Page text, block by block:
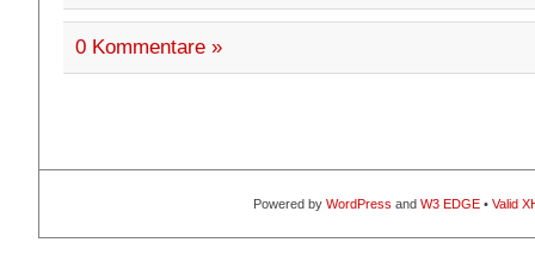
0 Kommentare »
Powered by WordPress and W3 EDGE• Valid